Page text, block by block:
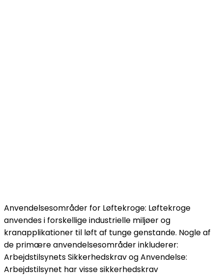
Anvendelsesområder for Løftekroge: Løftekroge
anvendes i forskellige industrielle miljøer og
kranapplikationer til løft af tunge genstande. Nogle af
de primære anvendelsesområder inkluderer:
Arbejdstilsynets Sikkerhedskrav og Anvendelse:
Arbejdstilsynet har visse sikkerhedskrav